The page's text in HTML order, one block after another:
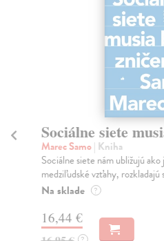
Sociálne siete
Marec Samo| Kniha
Sociálne siete nám ubližujú
medziľudské vzťahy, rozkladajú
Na sklade ?
16,44 €